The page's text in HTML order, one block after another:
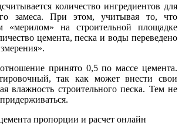
количество ингредиентов для
замеса. При этом, учитывая то, что
«мерилом» на строительной площадке
цемента, песка и воды переведено
принято 0,5 по массе цемента.
так как может внести свои
влажность строительного песка. Тем не